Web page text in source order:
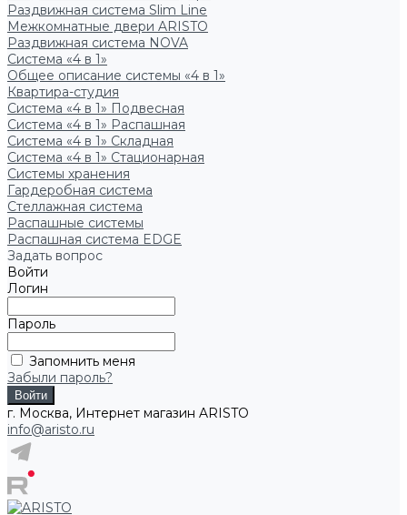
Раздвижная система Slim Line
Межкомнатные двери ARISTO
Раздвижная система NOVA
Система «4 в 1»
Общее описание системы «4 в 1»
Квартира-студия
Система «4 в 1» Подвесная
Система «4 в 1» Распашная
Система «4 в 1» Складная
Система «4 в 1» Стационарная
Системы хранения
Гардеробная система
Стеллажная система
Распашные системы
Распашная система EDGE
Задать вопрос
Войти
Логин
Пароль
Запомнить меня
Забыли пароль?
г. Москва, Интернет магазин ARISTO
info@aristo.ru